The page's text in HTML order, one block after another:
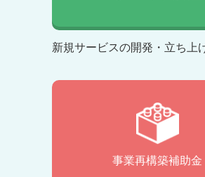
新規サービスの開発・立ち上
事業再構築補助金